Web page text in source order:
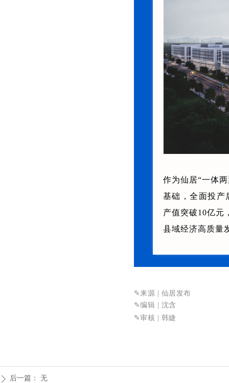
作为仙居“一体
基础，全面投产
产值突破10亿元
县域经济高质量
✎来源 | 仙居发布
✎编辑 | 沈含
✎审核 | 韩婕
ꄲ 后一篇： 无